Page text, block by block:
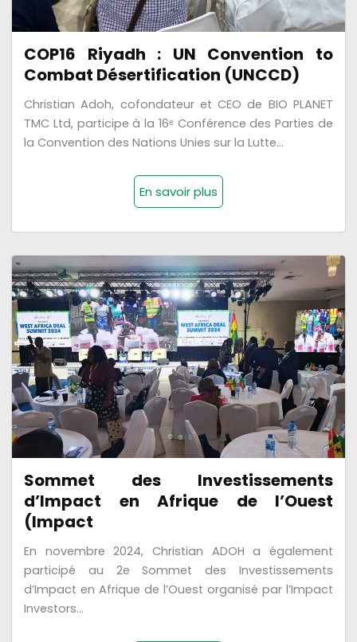
COP16 Riyadh : UN Convention to
Combat Désertification (UNCCD)
Christian Adoh, cofondateur et CEO de BIO PLANET
TMC Ltd, participe à la 16ᵉ Conférence des Parties de
la Convention des Nations Unies sur la Lutte...
En savoir plus
Sommet des Investissements
d’Impact en Afrique de l’Ouest
(Impact
En novembre 2024, Christian ADOH a également
participé au 2e Sommet des Investissements
d’Impact en Afrique de l’Ouest organisé par l’Impact
Investors...